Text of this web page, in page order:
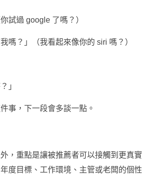
試過 google 了嗎？）
嗎？」（我看起來像你的 siri 嗎？）
」
事，下一段會多談一點。
，重點是讓被推薦者可以接觸到更真實
度目標、工作環境、主管或老闆的個性